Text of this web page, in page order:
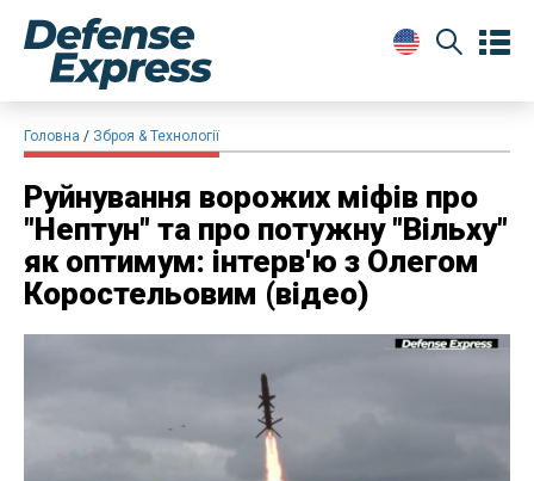
Головна Зброя & Технології
​Руйнування ворожих міфів про
"Нептун" та про потужну "Вільху"
як оптимум: інтерв'ю з Олегом
Коростельовим (відео)